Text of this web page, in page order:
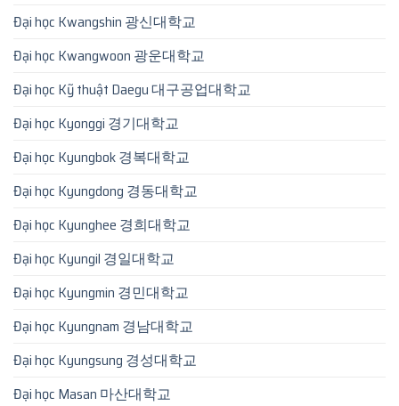
Đại học Kwangshin 광신대학교
Đại học Kwangwoon 광운대학교
Đại học Kỹ thuật Daegu 대구공업대학교
Đại học Kyonggi 경기대학교
Đại học Kyungbok 경복대학교
Đại học Kyungdong 경동대학교
Đại học Kyunghee 경희대학교
Đại học Kyungil 경일대학교
Đại học Kyungmin 경민대학교
Đại học Kyungnam 경남대학교
Đại học Kyungsung 경성대학교
Đại học Masan 마산대학교